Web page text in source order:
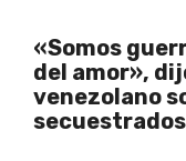
«Somos
del amor»,
venezolano
secuestrados